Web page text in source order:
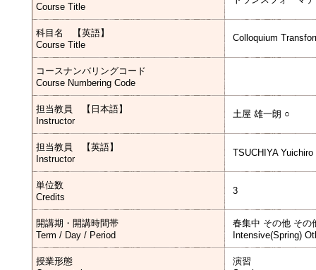
Course Title
科目名 【英語】
Course Title
Colloquium
コースナンバリングコード
Course Numbering Code
担当教員 【日本語】
Instructor
土屋 雄一朗 ○
担当教員 【英語】
Instructor
TSUCHIYA Yuichiro
単位数
Credits
3
開講期・開講時間帯
Term / Day / Period
春集中 その他 その
Intensive(Spring)
授業形態
演習